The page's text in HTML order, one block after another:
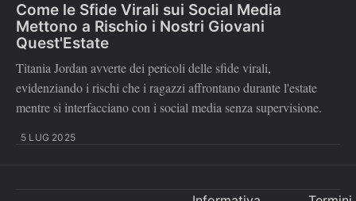
Come le Sfide Virali sui Social Media
Mettono a Rischio i Nostri Giovani
Quest'Estate
Titania Jordan avverte dei pericoli delle sfide virali,
evidenziando i rischi che i ragazzi affrontano durante l'estate
mentre si interfacciano con i social media senza supervisione.
5 LUG 2025